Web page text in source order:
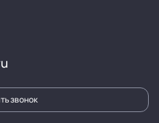
звонок